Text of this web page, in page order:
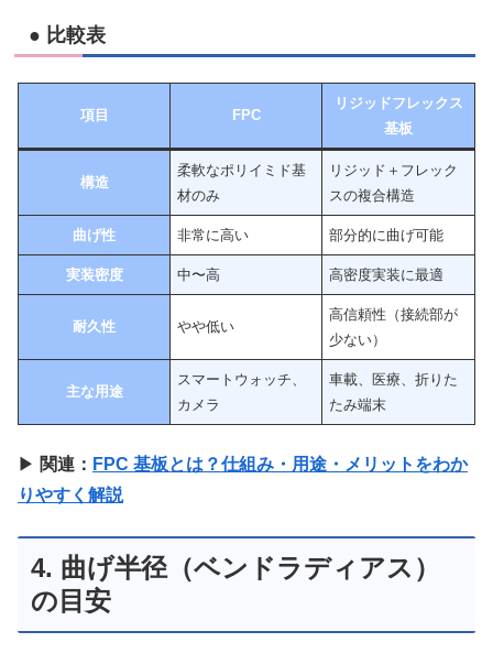
● 比較表
項目 FPC
リジッドフレックス
基板
構造
柔軟なポリイミド基
材のみ
リジッド＋フレック
スの複合構造
曲げ性 非常に高い 部分的に曲げ可能
実装密度 中〜高 高密度実装に最適
耐久性 やや低い
高信頼性（接続部が
少ない）
主な用途
スマートウォッチ、
カメラ
車載、医療、折りた
たみ端末
▶ 関連： FPC 基板とは？仕組み・用途・メリットをわか
りやすく解説
4. 曲げ半径（ベンドラディアス）
の目安